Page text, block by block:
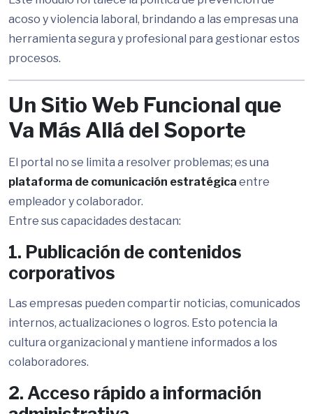
acoso y violencia laboral, brindando a las empresas una
herramienta segura y profesional para gestionar estos
procesos.
Un Sitio Web Funcional que
Va Más Allá del Soporte
El portal no se limita a resolver problemas; es una
plataforma de comunicación estratégica entre
empleador y colaborador.
Entre sus capacidades destacan:
1. Publicación de contenidos
corporativos
Las empresas pueden compartir noticias, comunicados
internos, actualizaciones o logros. Esto potencia la
cultura organizacional y mantiene informados a los
colaboradores.
2. Acceso rápido a información